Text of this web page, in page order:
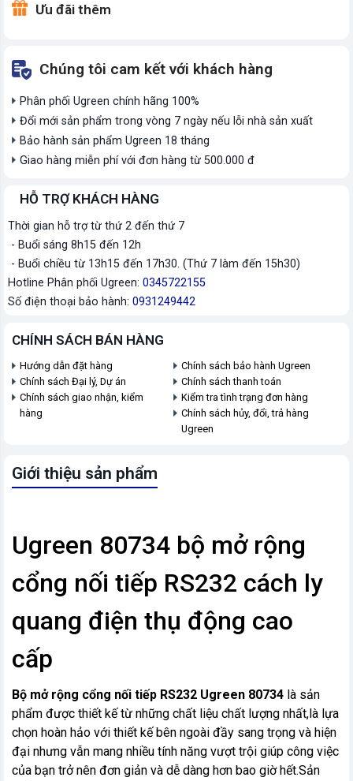
Ưu đãi thêm
Chúng tôi cam kết với khách hàng
Phân phối Ugreen chính hãng 100%
Đổi mới sản phẩm trong vòng 7 ngày nếu lỗi nhà sản xuất
Bảo hành sản phẩm Ugreen 18 tháng
Giao hàng miễn phí với đơn hàng từ 500.000 đ
HỖ TRỢ KHÁCH HÀNG
Thời gian hỗ trợ từ thứ 2 đến thứ 7
- Buổi sáng 8h15 đến 12h
- Buổi chiều từ 13h15 đến 17h30. (Thứ 7 làm đến 15h30)
Hotline Phân phối Ugreen: 0345722155
Số điện thoại bảo hành: 0931249442
CHÍNH SÁCH BÁN HÀNG
Hướng dẫn đặt hàng
Chính sách bảo hành Ugreen
Chính sách Đại lý, Dự án
Chính sách thanh toán
Chính sách giao nhận, kiểm
hàng
Kiểm tra tình trạng đơn hàng
Chính sách hủy, đổi, trả hàng
Ugreen
Giới thiệu sản phẩm
Ugreen 80734 bộ mở rộng
cổng nối tiếp RS232 cách ly
quang điện thụ động cao
cấp
Bộ mở rộng cổng nối tiếp RS232 Ugreen 80734 là sản
phẩm được thiết kế từ những chất liệu chất lượng nhất,là lựa
chọn hoàn hảo với thiết kế bên ngoài đầy sang trọng và hiện
đại nhưng vẫn mang nhiều tính năng vượt trội giúp công việc
của bạn trở nên đơn giản và dễ dàng hơn bao giờ hết.Sản